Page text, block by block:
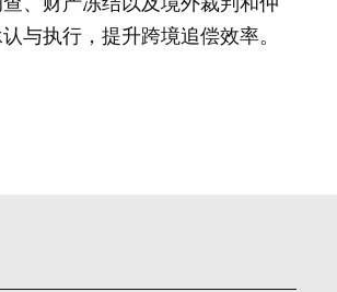
与执行，提升跨境追偿效率。